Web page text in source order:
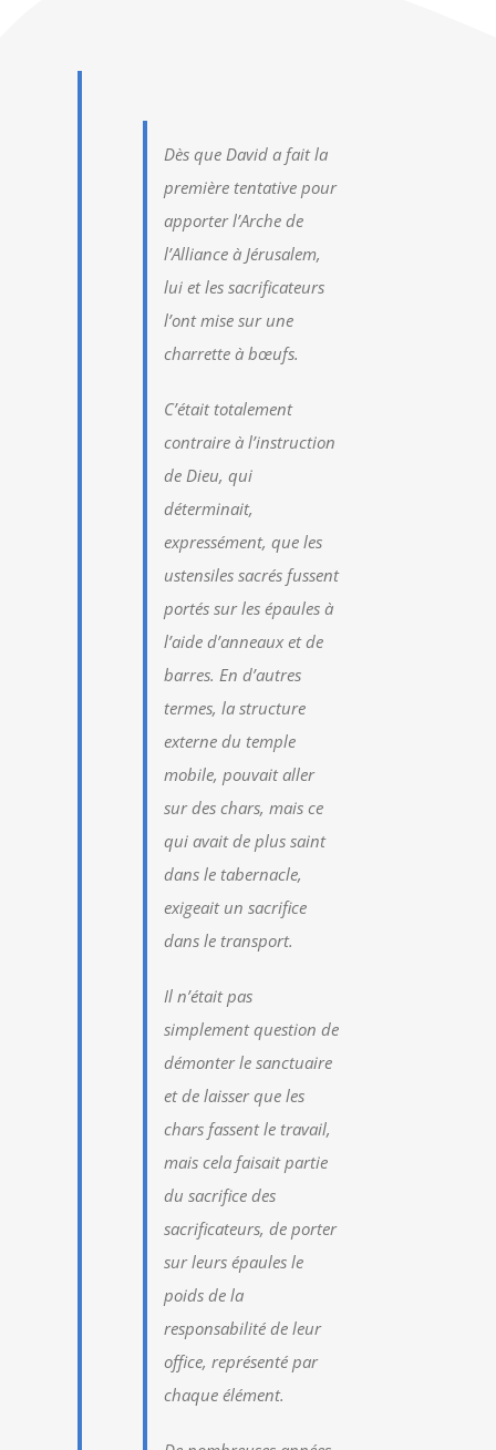
Dès que David a fait la
première tentative pour
apporter l’Arche de
l’Alliance à Jérusalem,
lui et les sacrificateurs
l’ont mise sur une
charrette à bœufs.
C’était totalement
contraire à l’instruction
de Dieu, qui
déterminait,
expressément, que les
ustensiles sacrés fussent
portés sur les épaules à
l’aide d’anneaux et de
barres. En d’autres
termes, la structure
externe du temple
mobile, pouvait aller
sur des chars, mais ce
qui avait de plus saint
dans le tabernacle,
exigeait un sacrifice
dans le transport.
Il n’était pas
simplement question de
démonter le sanctuaire
et de laisser que les
chars fassent le travail,
mais cela faisait partie
du sacrifice des
sacrificateurs, de porter
sur leurs épaules le
poids de la
responsabilité de leur
office, représenté par
chaque élément.